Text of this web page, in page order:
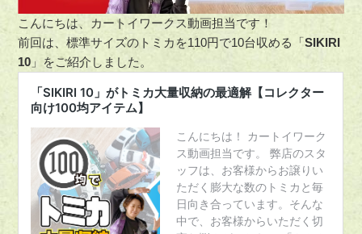
こんにちは、カートイワークス動画担当です！
前回は、標準サイズのトミカを110円で10台収める「SIKIRI
10 」をご紹介しました。